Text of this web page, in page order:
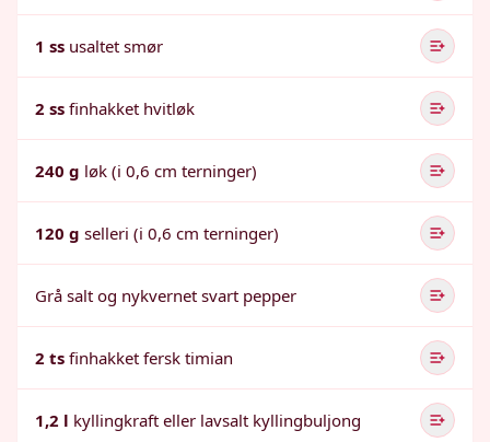
1 ss usaltet smør
2 ss finhakket hvitløk
240 g løk (i 0,6 cm terninger)
120 g selleri (i 0,6 cm terninger)
Grå salt og nykvernet svart pepper
2 ts finhakket fersk timian
1,2 l kyllingkraft eller lavsalt kyllingbuljong